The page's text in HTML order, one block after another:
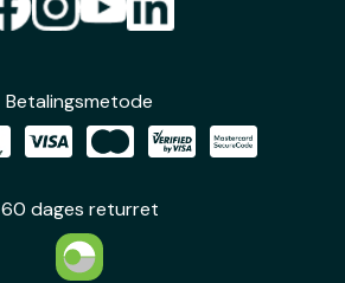
Betalingsmetode
60 dages returret